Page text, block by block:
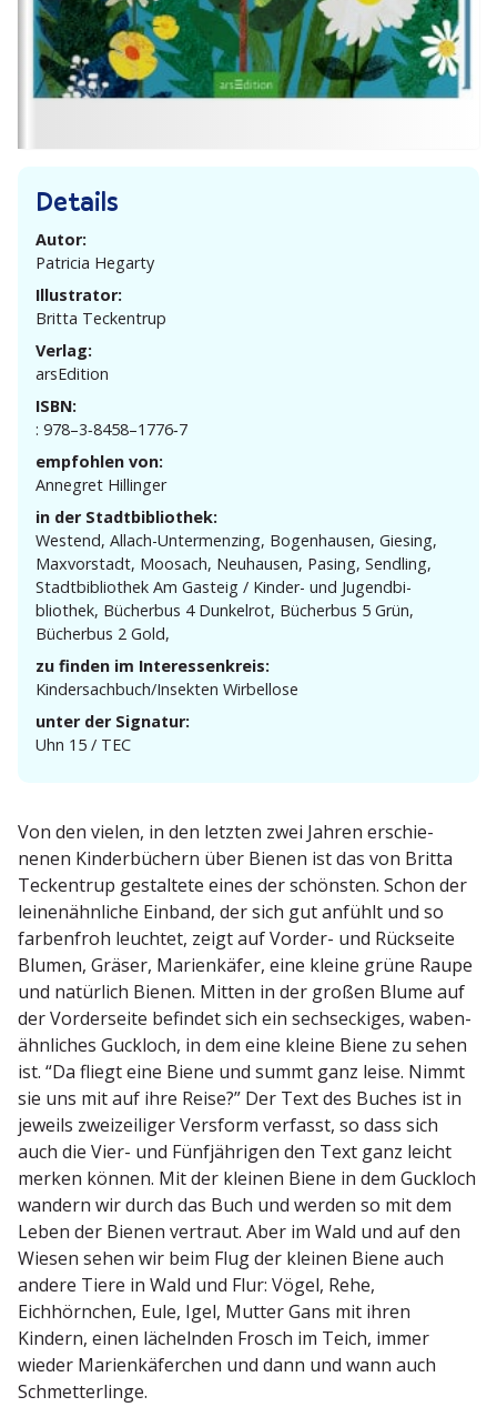
Details
Autor:
Patricia Hegarty
Illustrator:
Britta Teckentrup
Verlag:
arsEdition
ISBN:
: 978–3‑8458–1776‑7
empfohlen von:
Annegret Hillinger
in der Stadtbibliothek:
Westend, Allach-Unter­menzing, Bogen­hausen, Giesing,
Maxvor­stadt, Moosach, Neuhausen, Pasing, Sendling,
Stadt­bi­bliothek Am Gasteig / Kinder- und Jugend­bi­
bliothek, Bücherbus 4 Dunkelrot, Bücherbus 5 Grün,
Bücherbus 2 Gold,
zu finden im Interessenkreis:
Kindersachbuch/Insekten Wirbellose
unter der Signatur:
Uhn 15 / TEC
Von den vielen, in den letzten zwei Jahren erschie­
nenen Kinder­bü­chern über Bienen ist das von Britta
Teckentrup gestaltete eines der schönsten. Schon der
leine­n­ähn­liche Einband, der sich gut anfühlt und so
farbenfroh leuchtet, zeigt auf Vorder- und Rückseite
Blumen, Gräser, Marien­käfer, eine kleine grüne Raupe
und natürlich Bienen. Mitten in der großen Blume auf
der Vorder­seite befindet sich ein sechs­eckiges, waben­
ähn­liches Guckloch, in dem eine kleine Biene zu sehen
ist. “Da fliegt eine Biene und summt ganz leise. Nimmt
sie uns mit auf ihre Reise?” Der Text des Buches ist in
jeweils zweizei­liger Versform verfasst, so dass sich
auch die Vier- und Fünfjäh­rigen den Text ganz leicht
merken können. Mit der kleinen Biene in dem Guckloch
wandern wir durch das Buch und werden so mit dem
Leben der Bienen vertraut. Aber im Wald und auf den
Wiesen sehen wir beim Flug der kleinen Biene auch
andere Tiere in Wald und Flur: Vögel, Rehe,
Eichhörnchen, Eule, Igel, Mutter Gans mit ihren
Kindern, einen lächelnden Frosch im Teich, immer
wieder Marien­kä­ferchen und dann und wann auch
Schmetterlinge.